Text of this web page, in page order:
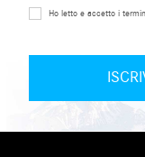
Ho letto e accetto i